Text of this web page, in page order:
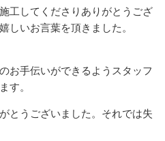
工してくださりありがとうござ
しいお言葉を頂きました。
お手伝いができるようスタッフ
す。
とうございました。それでは失